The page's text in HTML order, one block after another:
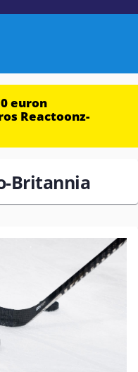
euron
Reactoonz-
Britannia